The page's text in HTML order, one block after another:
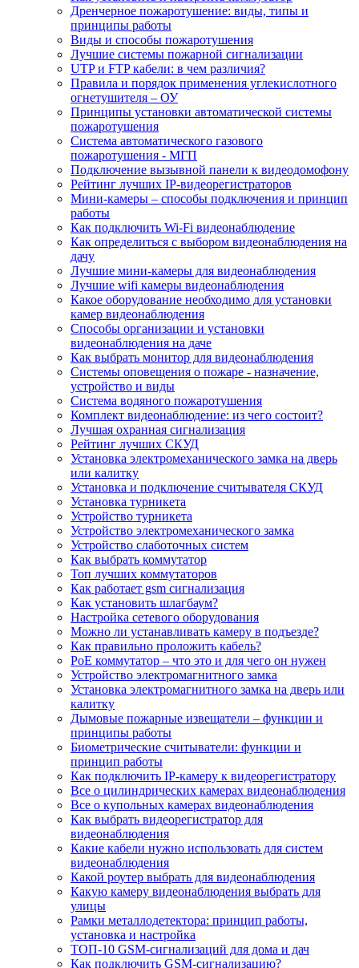
Дренчерное пожаротушение: виды, типы и
принципы работы
Виды и способы пожаротушения
Лучшие системы пожарной сигнализации
UTP и FTP кабели: в чем различия?
Правила и порядок применения углекислотного
огнетушителя – ОУ
Принципы установки автоматической системы
пожаротушения
Система автоматического газового
пожаротушения - МГП
Подключение вызывной панели к видеодомофону
Рейтинг лучших IP-видеорегистраторов
Мини-камеры – способы подключения и принцип
работы
Как подключить Wi-Fi видеонаблюдение
Как определиться с выбором видеонаблюдения на
дачу
Лучшие мини-камеры для видеонаблюдения
Лучшие wifi камеры видеонаблюдения
Какое оборудование необходимо для установки
камер видеонаблюдения
Способы организации и установки
видеонаблюдения на даче
Как выбрать монитор для видеонаблюдения
Системы оповещения о пожаре - назначение,
устройство и виды
Система водяного пожаротушения
Комплект видеонаблюдение: из чего состоит?
Лучшая охранная сигнализация
Рейтинг лучших СКУД
Установка электромеханического замка на дверь
или калитку
Установка и подключение считывателя СКУД
Установка турникета
Устройство турникета
Устройство электромеханического замка
Устройство слаботочных систем
Как выбрать коммутатор
Топ лучших коммутаторов
Как работает gsm сигнализация
Как установить шлагбаум?
Настройка сетевого оборудования
Можно ли устанавливать камеру в подъезде?
Как правильно проложить кабель?
PoE коммутатор – что это и для чего он нужен
Устройство электромагнитного замка
Установка электромагнитного замка на дверь или
калитку
Дымовые пожарные извещатели – функции и
принципы работы
Биометрические считыватели: функции и
принцип работы
Как подключить IP-камеру к видеорегистратору
Все о цилиндрических камерах видеонаблюдения
Все о купольных камерах видеонаблюдения
Как выбрать видеорегистратор для
видеонаблюдения
Какие кабели нужно использовать для систем
видеонаблюдения
Какой роутер выбрать для видеонаблюдения
Какую камеру видеонаблюдения выбрать для
улицы
Рамки металлодетектора: принцип работы,
установка и настройка
ТОП-10 GSM-сигнализаций для дома и дач
Как подключить GSM-сигнализацию?